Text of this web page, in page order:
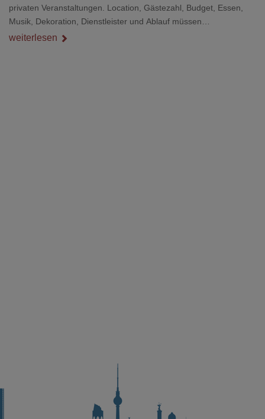
privaten Veranstaltungen. Location, Gästezahl, Budget, Essen,
Musik, Dekoration, Dienstleister und Ablauf müssen
zusammenpassen, damit der Tag gut organisiert ist und trotzdem
weiterlesen